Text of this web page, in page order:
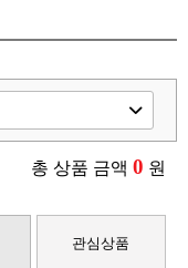
총 상품 금액 0 원
관심상품